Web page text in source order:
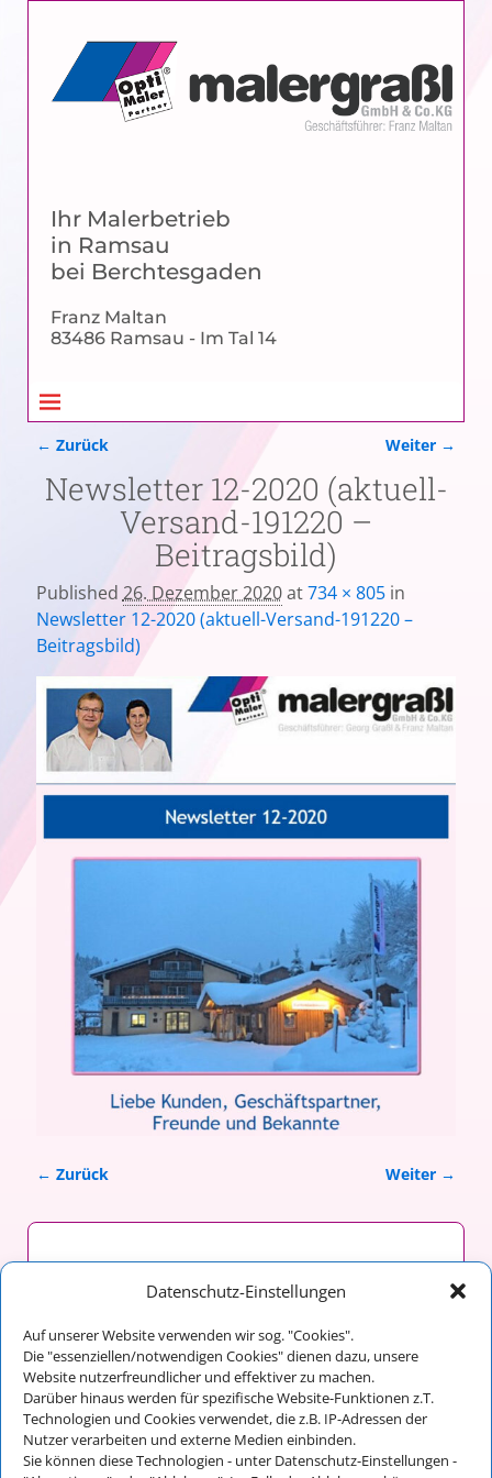
Datenschutz-Einstellungen
Auf unserer Website verwenden wir sog. "Cookies".
Die "essenziellen/notwendigen Cookies" dienen dazu, unsere
Website nutzerfreundlicher und effektiver zu machen.
Darüber hinaus werden für spezifische Website-Funktionen z.T.
Technologien und Cookies verwendet, die z.B. IP-Adressen der
Nutzer verarbeiten und externe Medien einbinden.
Sie können diese Technologien - unter Datenschutz-Einstellungen -
Ihr Malerbetrieb
in Ramsau
bei Berchtesgaden
Franz Maltan
83486 Ramsau - Im Tal 14
Bilder-Navigation
← Zurück Weiter →
Newsletter 12-2020 (aktuell-
Versand-191220 –
Beitragsbild)
Published 26. Dezember 2020at734 × 805in
Newsletter 12-2020 (aktuell-Versand-191220 –
Beitragsbild)
← Zurück Weiter →
malergraßl GmbH & Co. KG
Im Tal 14
83486 Ramsau bei Berchtesgaden
Kontakt: